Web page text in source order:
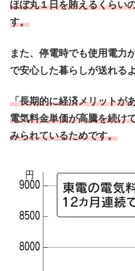
ほぼ丸１日を賄えるくらい
す。
また、停電時でも使用電力
で安心した暮らしが送れる
「長期的に経済メリットが
電気料金単価が高騰を続け
みられているためです。